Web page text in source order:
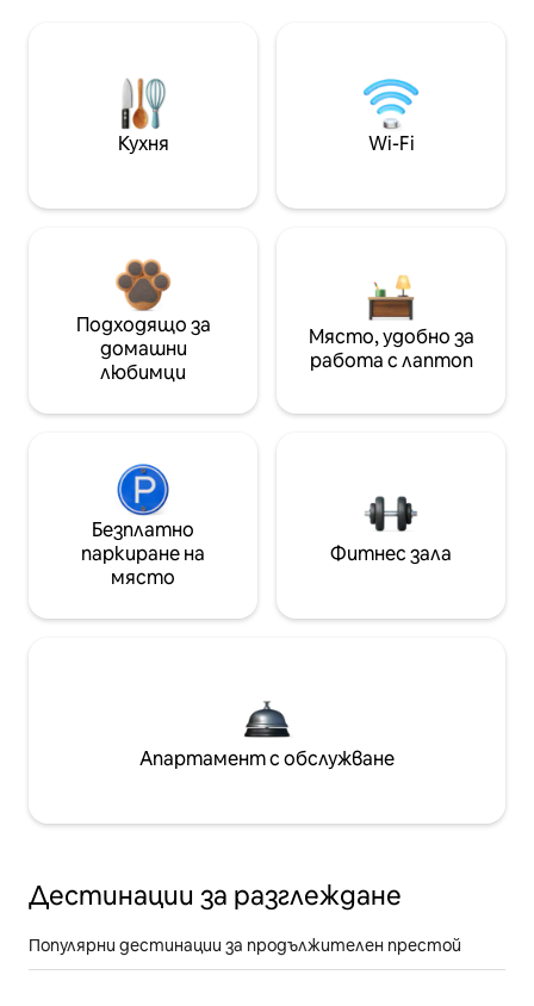
Кухня Wi-Fi
Подходящо за
домашни
любимци
Място, удобно за
работа с лаптоп
Безплатно
паркиране на
място
Фитнес зала
Апартамент с обслужване
Дестинации за разглеждане
Популярни дестинации за продължителен престой